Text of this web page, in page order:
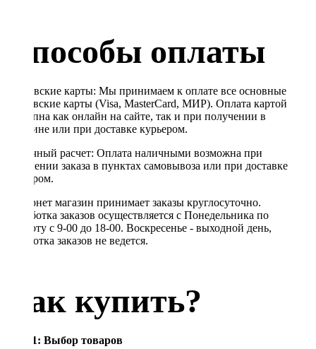
Способы оплаты
Банковские карты: Мы принимаем к оплате все основные
банковские карты (Visa, MasterCard, МИР). Оплата картой
доступна как онлайн на сайте, так и при получении в
магазине или при доставке курьером.
Наличный расчет: Оплата наличными возможна при
получении заказа в пунктах самовывоза или при доставке
курьером.
Интернет магазин принимает заказы круглосуточно.
Обработка заказов осуществляется с Понедельника по
Субботу с 9-00 до 18-00. Воскресенье - выходной день,
обработка заказов не ведется.
Как купить?
Шаг 1: Выбор товаров